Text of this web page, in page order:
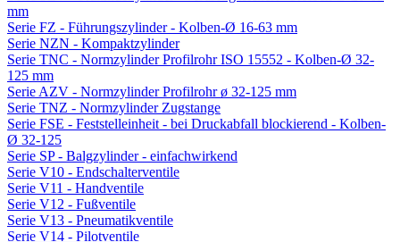
mm
Serie FZ - Führungszylinder - Kolben-Ø 16-63 mm
Serie NZN - Kompaktzylinder
Serie TNC - Normzylinder Profilrohr ISO 15552 - Kolben-Ø 32-
125 mm
Serie AZV - Normzylinder Profilrohr ø 32-125 mm
Serie TNZ - Normzylinder Zugstange
Serie FSE - Feststelleinheit - bei Druckabfall blockierend - Kolben-
Ø 32-125
Serie SP - Balgzylinder - einfachwirkend
Serie V10 - Endschalterventile
Serie V11 - Handventile
Serie V12 - Fußventile
Serie V13 - Pneumatikventile
Serie V14 - Pilotventile